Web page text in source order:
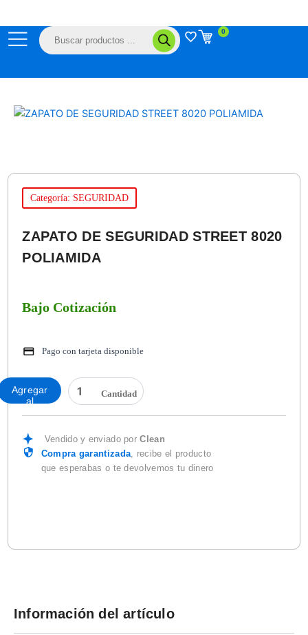
al
contenido
Búsqueda
de
0
Categoría: SEGURIDAD
ZAPATO DE SEGURIDAD STREET 8020
POLIAMIDA
Bajo Cotización
Pago con tarjeta disponible
ZAPATO
DE
8020
POLIAMIDA
cantidad
Agregar
al
Vendido y enviado porClean
Compra garantizada, recibe el producto
que esperabas o te devolvemos tu dinero
Información del artículo